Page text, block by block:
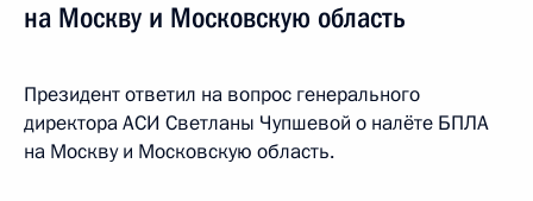
на Москву и Московскую область
Президент ответил на вопрос генерального
директора АСИ Светланы Чупшевой о налёте БПЛА
на Москву и Московскую область.